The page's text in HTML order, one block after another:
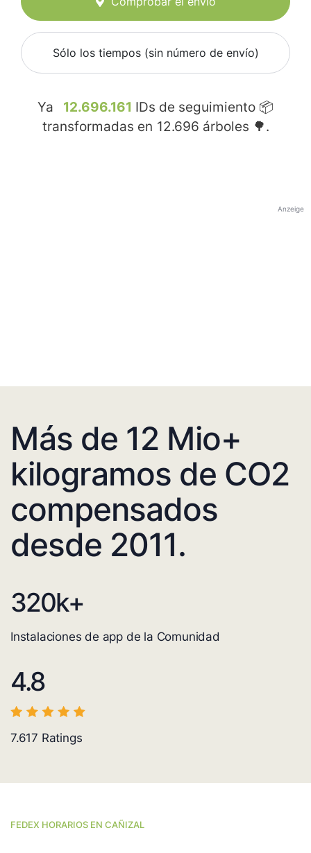
Sólo los tiempos (sin número de envío)
Ya 12.696.161 IDs de seguimiento 📦
transformadas en 12.696 árboles 🌳.
Anzeige
Más de 12 Mio+
kilogramos de CO2
compensados
desde 2011.
320k+
Instalaciones de app de la Comunidad
4.8
7.617 Ratings
FEDEX HORARIOS EN CAÑIZAL